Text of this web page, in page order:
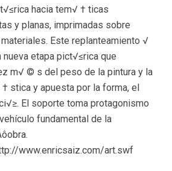
hacia tem√ † ticas
y planas, imprimadas sobre
Este replanteamiento √
etapa pict√≤rica que
m√ © s del peso de la pintura y la
stica y apuesta por la forma, el
El soporte toma protagonismo
fundamental de la
www.enricsaiz.com/art.swf